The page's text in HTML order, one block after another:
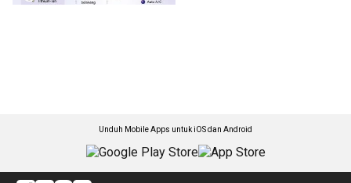
Unduh Mobile Apps untuk iOS dan Android